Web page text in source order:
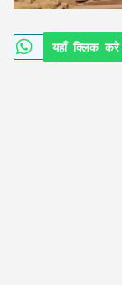
यहाँ क्लिक करे